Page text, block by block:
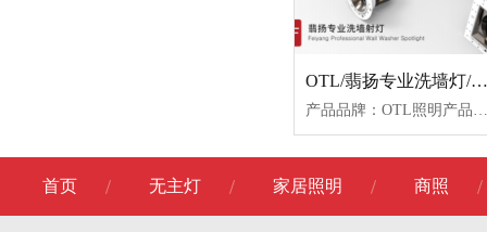
OTL/翡扬专业洗墙灯/OTL-WF-S9-7W-C
产品品牌：OTL照明产品名称：翡扬专业洗墙灯产品型号：OTL-WF-S9-7W-C色温：3000K/3500K/4000K颜色：钛空灰+米白
首页 无主灯 家居照明 商照